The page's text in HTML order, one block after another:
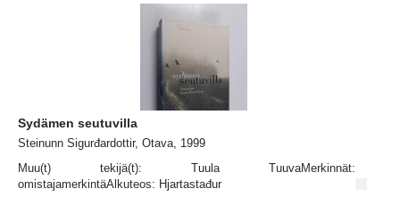
Sydämen seutuvilla
Steinunn Sigurđardottir, Otava, 1999
Muu(t) tekijä(t): Tuula TuuvaMerkinnät:
omistajamerkintäAlkuteos: Hjartastađur